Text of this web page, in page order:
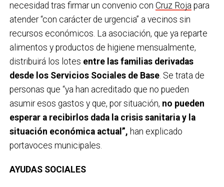
necesidad tras firmar un convenio con Cruz Roja para
atender “con carácter de urgencia” a vecinos sin
recursos económicos. La asociación, que ya reparte
alimentos y productos de higiene mensualmente,
distribuirá los lotes entre las familias derivadas
desde los Servicios Sociales de Base. Se trata de
personas que “ya han acreditado que no pueden
asumir esos gastos y que, por situación, no pueden
esperar a recibirlos dada la crisis sanitaria y la
situación económica actual”, han explicado
portavoces municipales.
AYUDAS SOCIALES